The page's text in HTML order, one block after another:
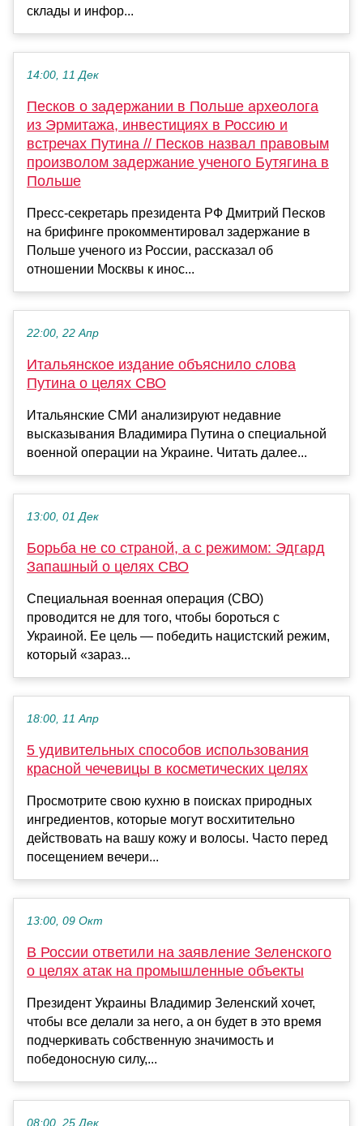
склады и инфор...
14:00, 11 Дек
Песков о задержании в Польше археолога
из Эрмитажа, инвестициях в Россию и
встречах Путина // Песков назвал правовым
произволом задержание ученого Бутягина в
Польше
Пресс-секретарь президента РФ Дмитрий Песков
на брифинге прокомментировал задержание в
Польше ученого из России, рассказал об
отношении Москвы к инос...
22:00, 22 Апр
Итальянское издание объяснило слова
Путина о целях СВО
Итальянские СМИ анализируют недавние
высказывания Владимира Путина о специальной
военной операции на Украине. Читать далее...
13:00, 01 Дек
Борьба не со страной, а с режимом: Эдгард
Запашный о целях СВО
Специальная военная операция (СВО)
проводится не для того, чтобы бороться с
Украиной. Ее цель — победить нацистский режим,
который «зараз...
18:00, 11 Апр
5 удивительных способов использования
красной чечевицы в косметических целях
Просмотрите свою кухню в поисках природных
ингредиентов, которые могут восхитительно
действовать на вашу кожу и волосы. Часто перед
посещением вечери...
13:00, 09 Окт
В России ответили на заявление Зеленского
о целях атак на промышленные объекты
Президент Украины Владимир Зеленский хочет,
чтобы все делали за него, а он будет в это время
подчеркивать собственную значимость и
победоносную силу,...
08:00, 25 Дек